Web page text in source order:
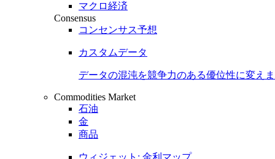
マクロ経済
Consensus
コンセンサス予想
カスタムデータ
データの混沌を競争力のある優位性に変え
Commodities Market
石油
金
商品
ウィジェット: 金利マップ